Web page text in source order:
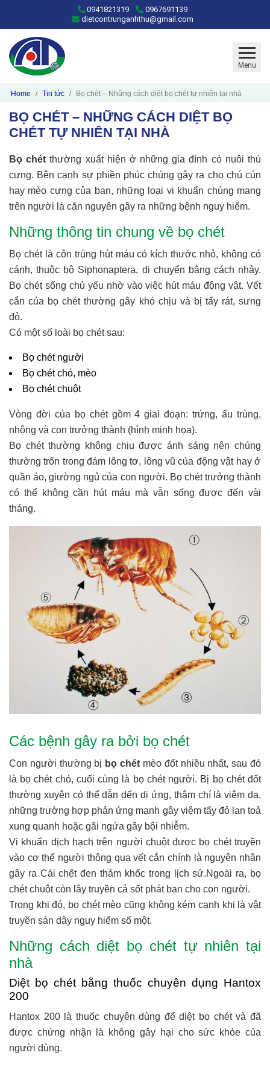
0941821319
0967691139
dietcontrunganhthu@gmail.com
Menu
Home Tin tức Bọ chét – Những cách diệt bọ chét tự nhiên tại nhà
BỌ CHÉT – NHỮNG CÁCH DIỆT BỌ
CHÉT TỰ NHIÊN TẠI NHÀ
Bọ chét thường xuất hiện ở những gia đình có nuôi thú
cưng. Bên cạnh sự phiền phúc chúng gây ra cho chú cún
hay mèo cưng của bạn, những loại vi khuẩn chúng mang
trên người là căn nguyên gây ra những bệnh nguy hiểm.
Những thông tin chung về bọ chét
Bọ chét là côn trùng hút máu có kích thước nhỏ, không có
cánh, thuộc bộ Siphonaptera, di chuyển bằng cách nhảy.
Bọ chét sống chủ yếu nhờ vào việc hút máu động vật. Vết
cắn của bọ chét thường gây khó chịu và bị tấy rát, sưng
đỏ.
Có một số loài bọ chét sau:
Bọ chét người
Bọ chét chó, mèo
Bọ chét chuột
Vòng đời của bọ chét gồm 4 giai đoạn: trứng, ấu trùng,
nhộng và con trưởng thành (hình minh họa).
Bọ chét thường không chịu được ánh sáng nên chúng
thường trốn trong đám lông tơ, lông vũ của động vật hay ở
quần áo, giường ngủ của con người. Bọ chét trưởng thành
có thể không cần hút máu mà vẫn sống được đến vài
tháng.
Các bệnh gây ra bởi bọ chét
Con người thường bị bọ chét mèo đốt nhiều nhất, sau đó
là bọ chét chó, cuối cùng là bọ chét người. Bị bọ chét đốt
thường xuyên có thể dẫn dến dị ứng, thậm chí là viêm da,
những trường hợp phản ứng mạnh gây viêm tấy đỏ lan toả
xung quanh hoặc gãi ngứa gây bội nhiễm.
Vi khuẩn dịch hạch trên người chuột được bọ chét truyền
vào cơ thể người thông qua vết cắn chính là nguyên nhân
gây ra Cái chết đen thảm khốc trong lịch sử.Ngoài ra, bọ
chét chuột còn lây truyền cả sốt phát ban cho con người.
Trong khi đó, bọ chét mèo cũng không kém cạnh khi là vật
truyền sán dây nguy hiểm số một.
Những cách diệt bọ chét tự nhiên tại
nhà
Diệt bọ chét bằng thuốc chuyên dụng Hantox
200
Hantox 200 là thuốc chuyên dùng để diệt bọ chét và đã
được chứng nhận là không gây hại cho sức khỏe của
người dùng.